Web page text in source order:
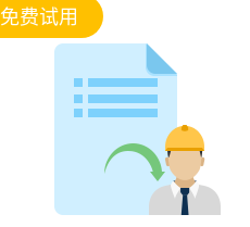
免费试用